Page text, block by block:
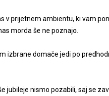
v prijetnem ambientu, ki vam
morda še ne poznajo.
izbrane domače jedi po
jubileje nismo pozabili, saj se